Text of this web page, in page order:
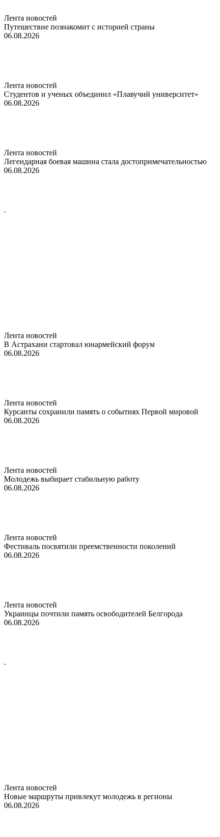
Лента новостей
Путешествие познакомит с историей страны
06.08.2026
Лента новостей
Студентов и ученых объединил «Плавучий университет»
06.08.2026
Лента новостей
Легендарная боевая машина стала достопримечательностью
06.08.2026
Лента новостей
В Астрахани стартовал юнармейский форум
06.08.2026
Лента новостей
Курсанты сохранили память о событиях Первой мировой
06.08.2026
Лента новостей
Молодежь выбирает стабильную работу
06.08.2026
Лента новостей
Фестиваль посвятили преемственности поколений
06.08.2026
Лента новостей
Украинцы почтили память освободителей Белгорода
06.08.2026
Лента новостей
Новые маршруты привлекут молодежь в регионы
06.08.2026